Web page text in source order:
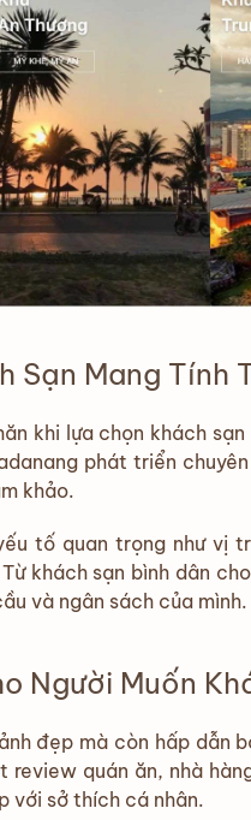
Sạn Mang Tính
khi lựa chọn khách
phát triển
khảo.
tố quan trọng như vị
khách sạn bình dân
và ngân sách của mình.
Người Muốn
đẹp mà còn hấp dẫn
quán ăn, nhà
với sở thích cá nhân.